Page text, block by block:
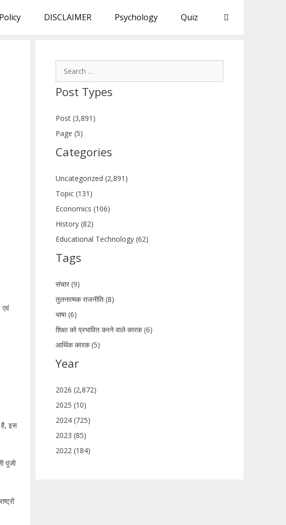
DISCLAIMER Psychology Quiz
एवं
इस
पूंजी
Post Types
Post (3,891)
Page (5)
Categories
Uncategorized (2,891)
Topic (131)
Economics (106)
History (82)
Educational Technology (62)
Tags
संचार (9)
तुलनात्मक राजनीति (8)
भाषा (6)
शिक्षा को प्रभावित करने वाले कारक (6)
आर्थिक कारक (5)
Year
2026 (2,872)
2025 (10)
2024 (725)
2023 (85)
2022 (184)